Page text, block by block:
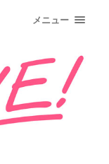
メニュー